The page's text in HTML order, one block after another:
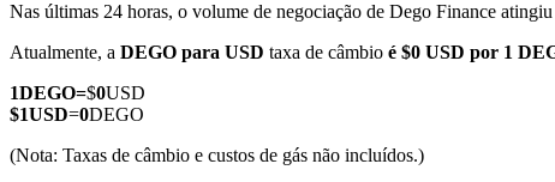
Futuros COIN-M
Futuros de criptomoeda
Nas últimas 24 horas, o volume de negociação de Dego Finance
Atualmente, a DEGO para USD taxa de câmbio é $0 USD por 1
1DEGO=$0USD
$1USD=0DEGO
(Nota: Taxas de câmbio e custos de gás não incluídos.)